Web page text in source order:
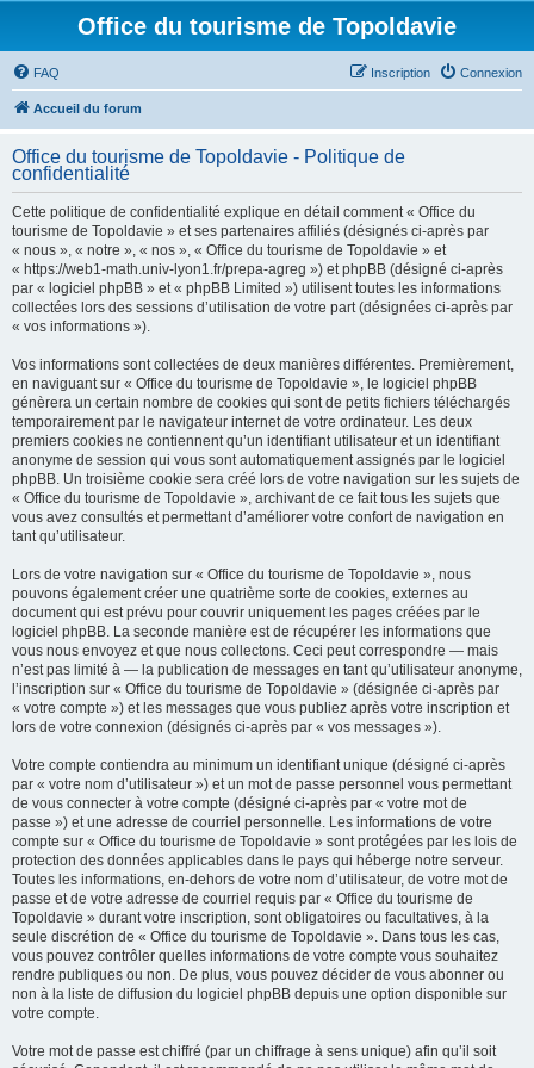
Office du tourisme de Topoldavie
FAQ Connexion
Inscription
Accueil du forum
Office du tourisme de Topoldavie - Politique de
confidentialité
Cette politique de confidentialité explique en détail comment « Office du
tourisme de Topoldavie » et ses partenaires affiliés (désignés ci-après par
« nous », « notre », « nos », « Office du tourisme de Topoldavie » et
« https://web1-math.univ-lyon1.fr/prepa-agreg ») et phpBB (désigné ci-après
par « logiciel phpBB » et « phpBB Limited ») utilisent toutes les informations
collectées lors des sessions d’utilisation de votre part (désignées ci-après par
« vos informations »).
Vos informations sont collectées de deux manières différentes. Premièrement,
en naviguant sur « Office du tourisme de Topoldavie », le logiciel phpBB
génèrera un certain nombre de cookies qui sont de petits fichiers téléchargés
temporairement par le navigateur internet de votre ordinateur. Les deux
premiers cookies ne contiennent qu’un identifiant utilisateur et un identifiant
anonyme de session qui vous sont automatiquement assignés par le logiciel
phpBB. Un troisième cookie sera créé lors de votre navigation sur les sujets de
« Office du tourisme de Topoldavie », archivant de ce fait tous les sujets que
vous avez consultés et permettant d’améliorer votre confort de navigation en
tant qu’utilisateur.
Lors de votre navigation sur « Office du tourisme de Topoldavie », nous
pouvons également créer une quatrième sorte de cookies, externes au
document qui est prévu pour couvrir uniquement les pages créées par le
logiciel phpBB. La seconde manière est de récupérer les informations que
vous nous envoyez et que nous collectons. Ceci peut correspondre — mais
n’est pas limité à — la publication de messages en tant qu’utilisateur anonyme,
l’inscription sur « Office du tourisme de Topoldavie » (désignée ci-après par
« votre compte ») et les messages que vous publiez après votre inscription et
lors de votre connexion (désignés ci-après par « vos messages »).
Votre compte contiendra au minimum un identifiant unique (désigné ci-après
par « votre nom d’utilisateur ») et un mot de passe personnel vous permettant
de vous connecter à votre compte (désigné ci-après par « votre mot de
passe ») et une adresse de courriel personnelle. Les informations de votre
compte sur « Office du tourisme de Topoldavie » sont protégées par les lois de
protection des données applicables dans le pays qui héberge notre serveur.
Toutes les informations, en-dehors de votre nom d’utilisateur, de votre mot de
passe et de votre adresse de courriel requis par « Office du tourisme de
Topoldavie » durant votre inscription, sont obligatoires ou facultatives, à la
seule discrétion de « Office du tourisme de Topoldavie ». Dans tous les cas,
vous pouvez contrôler quelles informations de votre compte vous souhaitez
rendre publiques ou non. De plus, vous pouvez décider de vous abonner ou
non à la liste de diffusion du logiciel phpBB depuis une option disponible sur
votre compte.
Votre mot de passe est chiffré (par un chiffrage à sens unique) afin qu’il soit